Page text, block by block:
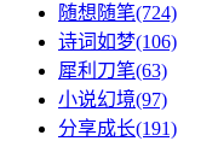
随想随笔(724)
诗词如梦(106)
犀利刀笔(63)
小说幻境(97)
分享成长(191)